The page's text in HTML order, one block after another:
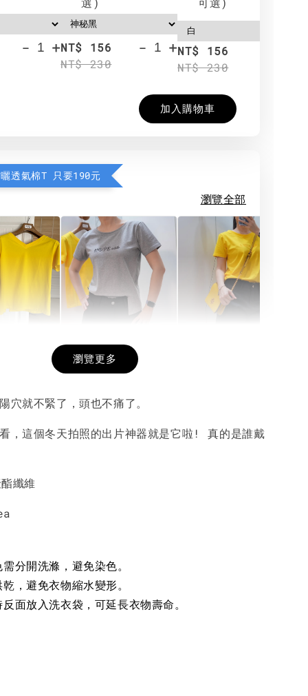
- +NT$ 156
NT$ 230
- +NT$ 156
NT$ 230
加入購物車
透氣棉T 只要190元
瀏覽全部
- +
希望相隨雙面T
NT$ 190
NT$ 450
-
NT$ 450
瀏覽更多
穴就不緊了，頭也不痛了。
，這個冬天拍照的出片神器就是它啦! 真的是誰戴
纖維
分開洗滌，避免染色。
，避免衣物縮水變形。
面放入洗衣袋，可延長衣物壽命。